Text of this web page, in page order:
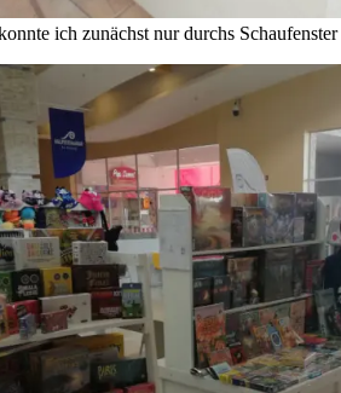
ich zunächst nur durchs